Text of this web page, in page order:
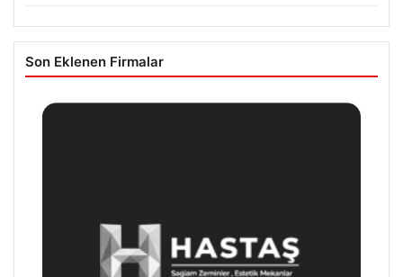
Son Eklenen Firmalar